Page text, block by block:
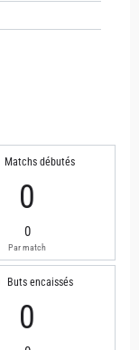
Matchs débutés
0
0
Par match
Buts encaissés
0